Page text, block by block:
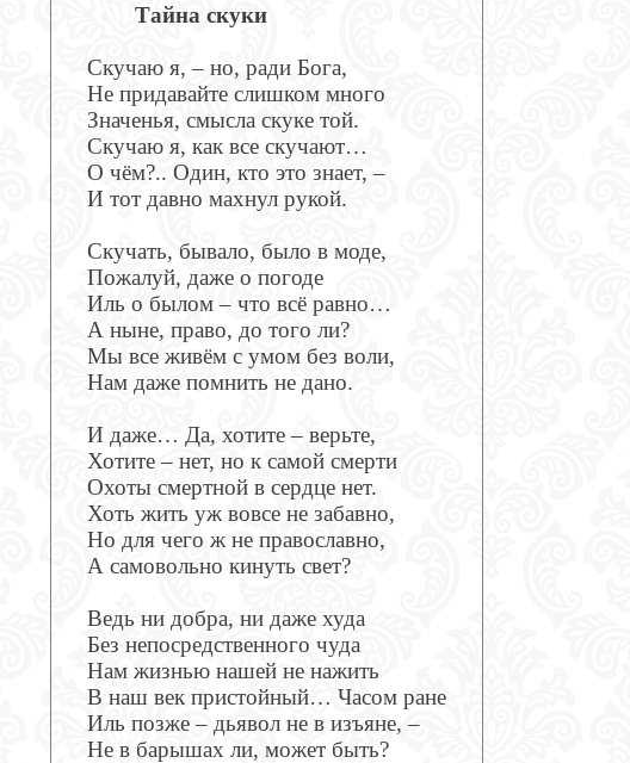
Тайна скуки
Скучаю я, – но, ради Бога,
Не придавайте слишком много
Значенья, смысла скуке той.
Скучаю я, как все скучают…
О чём?.. Один, кто это знает, –
И тот давно махнул рукой.
Скучать, бывало, было в моде,
Пожалуй, даже о погоде
Иль о былом – что всё равно…
А ныне, право, до того ли?
Мы все живём с умом без воли,
Нам даже помнить не дано.
И даже… Да, хотите – верьте,
Хотите – нет, но к самой смерти
Охоты смертной в сердце нет.
Хоть жить уж вовсе не забавно,
Но для чего ж не православно,
А самовольно кинуть свет?
Ведь ни добра, ни даже худа
Без непосредственного чуда
Нам жизнью нашей не нажить
В наш век пристойный… Часом ране
Иль позже – дьявол не в изъяне, –
Не в барышах ли, может быть?